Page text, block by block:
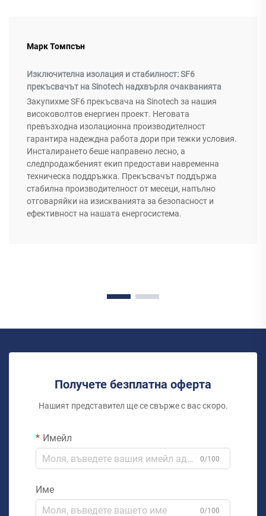
Марк Томпсън
Изключителна изолация и стабилност: SF6
прекъсвачът на Sinotech надхвърля очакванията
Закупихме SF6 прекъсвача на Sinotech за нашия
високоволтов енергиен проект. Неговата
превъзходна изолационна производителност
гарантира надеждна работа дори при тежки условия.
Инсталирането беше направено лесно, а
следпродажбеният екип предостави навременна
техническа поддръжка. Прекъсвачът поддържа
стабилна производителност от месеци, напълно
отговаряйки на изискванията за безопасност и
ефективност на нашата енергосистема.
Получете безплатна оферта
Нашият представител ще се свърже с вас скоро.
Имейл
0/100
Име
0/100